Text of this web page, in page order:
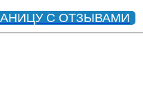
С ОТЗЫВАМИ